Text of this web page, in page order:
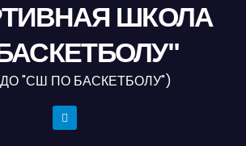
ШКОЛА
"СШ ПО БАСКЕТБОЛУ")